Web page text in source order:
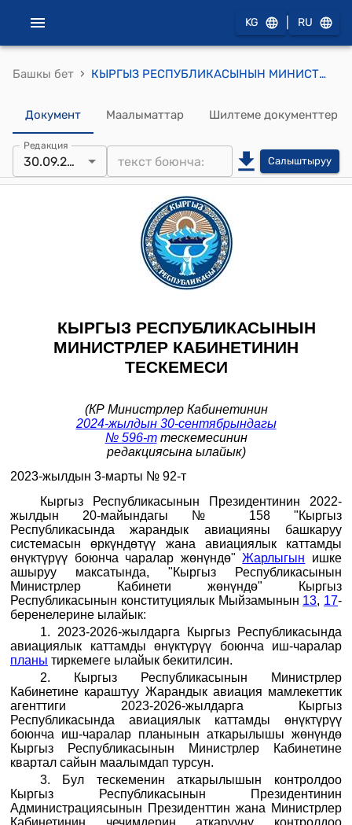
KG RU
Башкы бет › КЫРГЫЗ РЕСПУБЛИКАСЫНЫН МИНИСТРЛЕР КАБИНЕТИНИН 2023-жылдын 3-мартындагы № 92-т (2023-2026-жылдарга Кыргыз Республикасында авиациялык каттамды өнүктүрүү боюнча иш-чаралар планын бекитүү тууралуу) ТЕСКЕМЕСИ
Документ Маалыматтар Шилтеме документтер
Редакция
30.09.2024 Салыштыруу